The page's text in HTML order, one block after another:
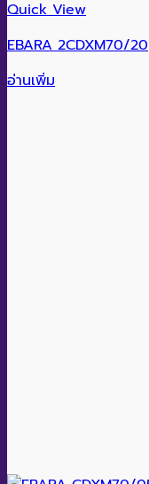
Quick View
EBARA 2CDXM70/20
อ่านเพิ่ม